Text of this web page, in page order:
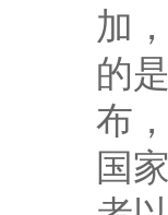
加
的
布
国